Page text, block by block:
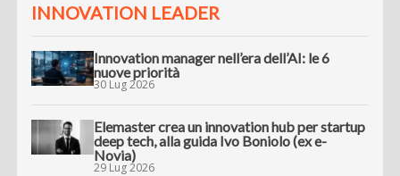
INNOVATION LEADER
Innovation manager nell’era dell’AI: le 6
nuove priorità
30 Lug 2026
Elemaster crea un innovation hub per startup
deep tech, alla guida Ivo Boniolo (ex e-
Novia)
29 Lug 2026